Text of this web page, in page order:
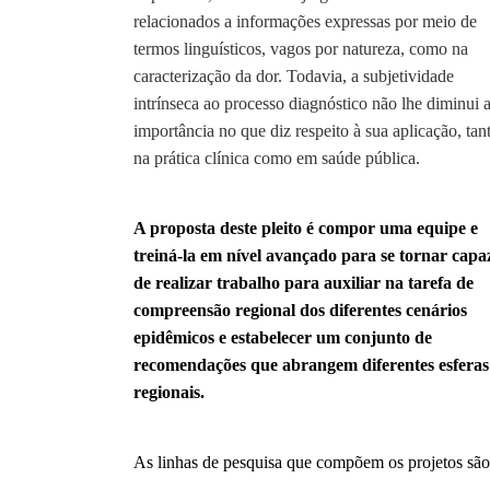
relacionados a informações expressas por meio de
termos linguísticos, vagos por natureza, como na
caracterização da dor. Todavia, a subjetividade
intrínseca ao processo diagnóstico não lhe diminui a
importância no que diz respeito à sua aplicação,
na prática clínica como em saúde pública.
A proposta deste pleito é compor uma equipe e
treiná-la em nível avançado para se tornar
de realizar trabalho para auxiliar na tarefa de
compreensão regional dos diferentes cenários
epidêmicos e estabelecer um conjunto de
recomendações que abrangem diferentes esferas
regionais.
As linhas de pesquisa que compõem os projetos